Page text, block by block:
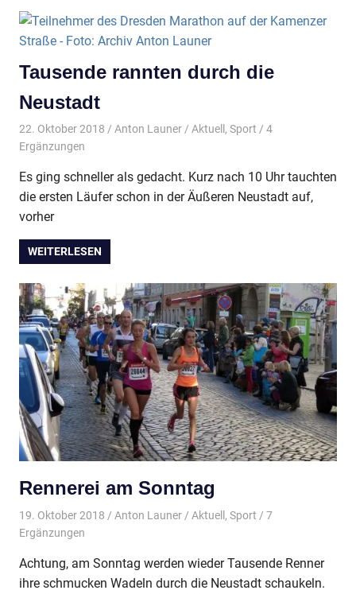
Tausende rannten durch die
Neustadt
22. Oktober 2018 Anton Launer Aktuell , Sport / 4
Ergänzungen
Es ging schneller als gedacht. Kurz nach 10 Uhr tauchten
die ersten Läufer schon in der Äußeren Neustadt auf,
vorher
WEITERLESEN
Rennerei am Sonntag
19. Oktober 2018 Anton Launer Aktuell , Sport / 7
Ergänzungen
Achtung, am Sonntag werden wieder Tausende Renner
ihre schmucken Wadeln durch die Neustadt schaukeln.